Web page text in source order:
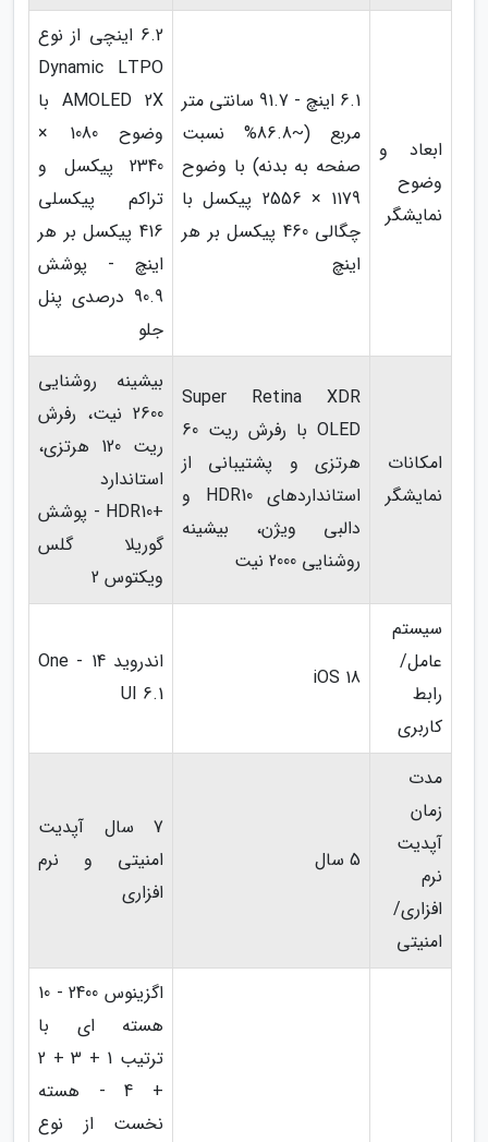
ابعاد و
وضوح
نمایشگر
6.1 اینچ - 91.7 سانتی متر
مربع (~86.8% نسبت
صفحه به بدنه) با وضوح
1179 × 2556 پیکسل با
چگالی 460 پیکسل بر هر
اینچ
6.2 اینچی از نوع
Dynamic LTPO
AMOLED 2X با
وضوح 1080 ×
2340 پیکسل و
تراکم پیکسلی
416 پیکسل بر هر
اینچ - پوشش
90.9 درصدی پنل
جلو
امکانات
نمایشگر
Super Retina XDR
OLED با رفرش ریت 60
هرتزی و پشتیبانی از
استانداردهای HDR10 و
دالبی ویژن، بیشینه
روشنایی 2000 نیت
بیشینه روشنایی
2600 نیت، رفرش
ریت 120 هرتزی،
استاندارد
+HDR10 - پوشش
گوریلا گلس
ویکتوس 2
سیستم
عامل/
رابط
کاربری
iOS 18
اندروید 14 - One
UI 6.1
مدت
زمان
آپدیت
نرم
افزاری/
امنیتی
5 سال
7 سال آپدیت
امنیتی و نرم
افزاری
اگزینوس 2400 - 10
هسته ای با
ترتیب 1 + 3 + 2
+ 4 - هسته
نخست از نوع